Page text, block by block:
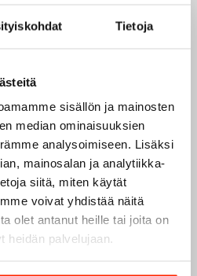
Tietoja
sisällön ja mainosten
median ominaisuuksien
analysoimiseen. Lisäksi
mainosalan ja analytiikka-
siitä, miten käytät
voivat yhdistää näitä
olet antanut heille tai joita on
heidän palvelujaan.
kokemuksella
sopimusvalmistajana.
joiden kokemus inspiroi
ratkaisuja.